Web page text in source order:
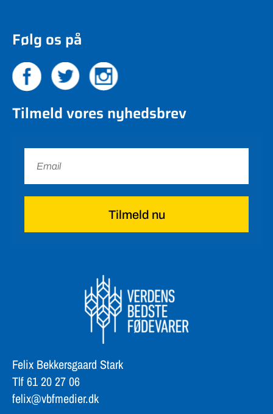
Følg os på
Tilmeld vores nyhedsbrev
Tilmeld nu
Felix Bekkersgaard Stark
Tlf 61 20 27 06
felix@vbfmedier.dk